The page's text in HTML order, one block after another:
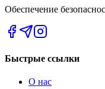
Обеспечение
Быстрые ссылки
О нас